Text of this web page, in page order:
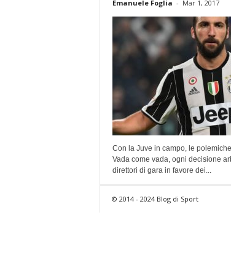
Emanuele Foglia - Mar 1, 2017
Con la Juve in campo, le
Vada come vada, ogni decisione
direttori di gara in favore dei...
© 2014 - 2024 Blog di Sport